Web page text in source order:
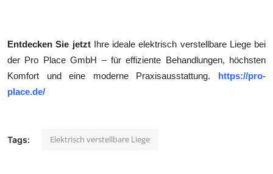
Entdecken Sie jetztIhre ideale elektrisch verstellbare Liege bei
der Pro Place GmbH – für effiziente Behandlungen, höchsten
Komfort und eine moderne Praxisausstattung. https://pro-
place.de/
Tags: Elektrisch verstellbare Liege